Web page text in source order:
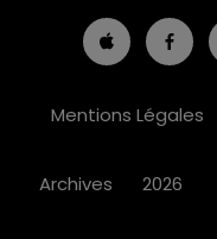
Mentions Légales
Archives 2026